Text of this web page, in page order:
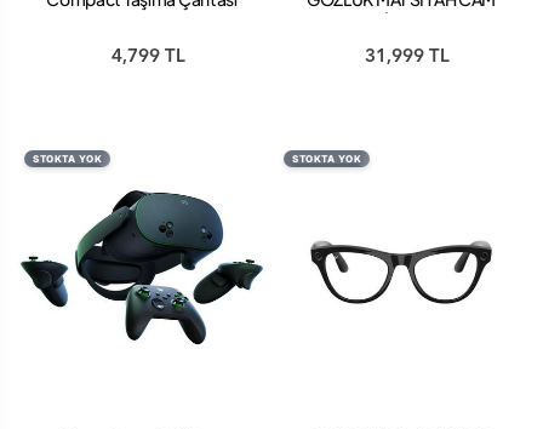
4,799 TL 31,999 TL
STOKTA YOK STOKTA YOK